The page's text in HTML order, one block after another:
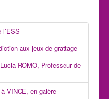
aux jeux de grattage
ROMO, Professeur de
VINCE, en galère